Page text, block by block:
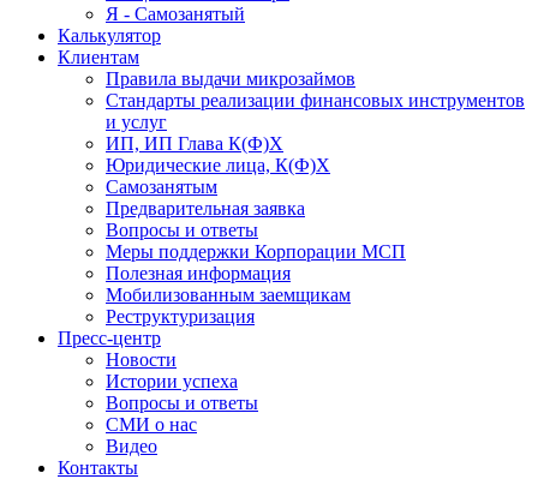
Я - Самозанятый
Калькулятор
Клиентам
Правила выдачи микрозаймов
Стандарты реализации финансовых инструментов
и услуг
ИП, ИП Глава К(Ф)Х
Юридические лица, К(Ф)Х
Самозанятым
Предварительная заявка
Вопросы и ответы
Меры поддержки Корпорации МСП
Полезная информация
Мобилизованным заемщикам
Реструктуризация
Пресс-центр
Новости
Истории успеха
Вопросы и ответы
СМИ о нас
Видео
Контакты